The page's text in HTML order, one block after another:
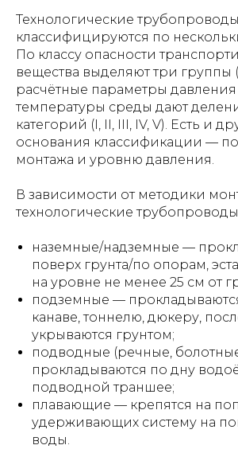
Технологические трубопроводы
классифицируются по
По классу опасности
вещества выделяют три группы
расчётные параметры давления
температуры среды дают
категорий (I, II, III, IV, V). Есть и
основания классификации —
монтажа и уровню давления.
В зависимости от методики
технологические трубопроводы
наземные/надземные —
поверх грунта/по опорам,
на уровне не менее 25 см от
подземные —
канаве, тоннелю, дюкеру,
укрываются грунтом;
подводные (речные,
прокладываются по дну
подводной траншее;
плавающие — крепятся на
удерживающих систему на
воды.